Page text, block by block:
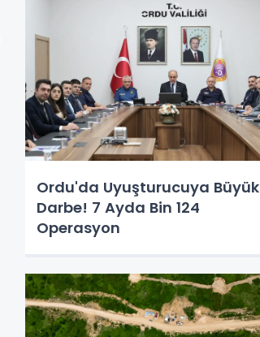
Ordu'da Uyuşturucuya Büyük
Darbe! 7 Ayda Bin 124
Operasyon